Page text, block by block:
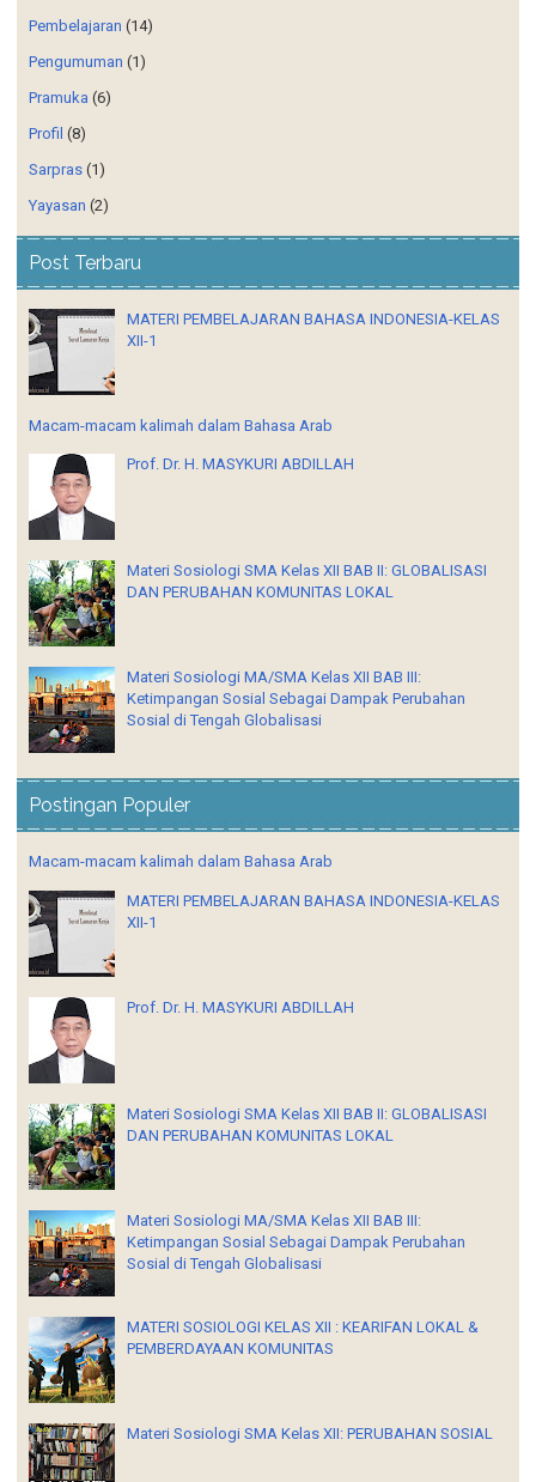
Pembelajaran (14)
Pengumuman (1)
Pramuka (6)
Profil (8)
Sarpras (1)
Yayasan (2)
Post Terbaru
MATERI PEMBELAJARAN BAHASA INDONESIA-KELAS
XII-1
Macam-macam kalimah dalam Bahasa Arab
Prof. Dr. H. MASYKURI ABDILLAH
Materi Sosiologi SMA Kelas XII BAB II: GLOBALISASI
DAN PERUBAHAN KOMUNITAS LOKAL
Materi Sosiologi MA/SMA Kelas XII BAB III:
Ketimpangan Sosial Sebagai Dampak Perubahan
Sosial di Tengah Globalisasi
Postingan Populer
Macam-macam kalimah dalam Bahasa Arab
MATERI PEMBELAJARAN BAHASA INDONESIA-KELAS
XII-1
Prof. Dr. H. MASYKURI ABDILLAH
Materi Sosiologi SMA Kelas XII BAB II: GLOBALISASI
DAN PERUBAHAN KOMUNITAS LOKAL
Materi Sosiologi MA/SMA Kelas XII BAB III:
Ketimpangan Sosial Sebagai Dampak Perubahan
Sosial di Tengah Globalisasi
MATERI SOSIOLOGI KELAS XII : KEARIFAN LOKAL &
PEMBERDAYAAN KOMUNITAS
Materi Sosiologi SMA Kelas XII: PERUBAHAN SOSIAL